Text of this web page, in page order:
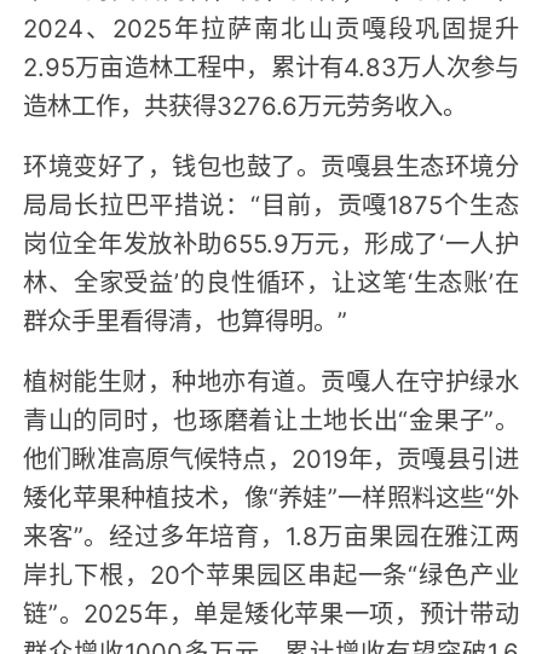
2024、2025年拉萨南北山贡嘎段巩固提升
2.95万亩造林工程中，累计有4.83万人次参与
造林工作，共获得3276.6万元劳务收入。
环境变好了，钱包也鼓了。贡嘎县生态环境分
局局长拉巴平措说：“目前，贡嘎1875个生态
岗位全年发放补助655.9万元，形成了‘一人护
林、全家受益’的良性循环，让这笔‘生态账’在
群众手里看得清，也算得明。”
植树能生财，种地亦有道。贡嘎人在守护绿水
青山的同时，也琢磨着让土地长出“金果子”。
他们瞅准高原气候特点，2019年，贡嘎县引进
矮化苹果种植技术，像“养娃”一样照料这些“外
来客”。经过多年培育，1.8万亩果园在雅江两
岸扎下根，20个苹果园区串起一条“绿色产业
链”。2025年，单是矮化苹果一项，预计带动